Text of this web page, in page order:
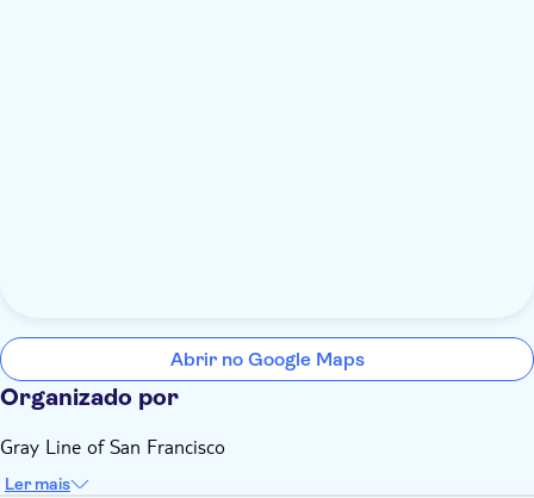
Abrir no Google Maps
Organizado por
Gray Line of San Francisco
Ler mais